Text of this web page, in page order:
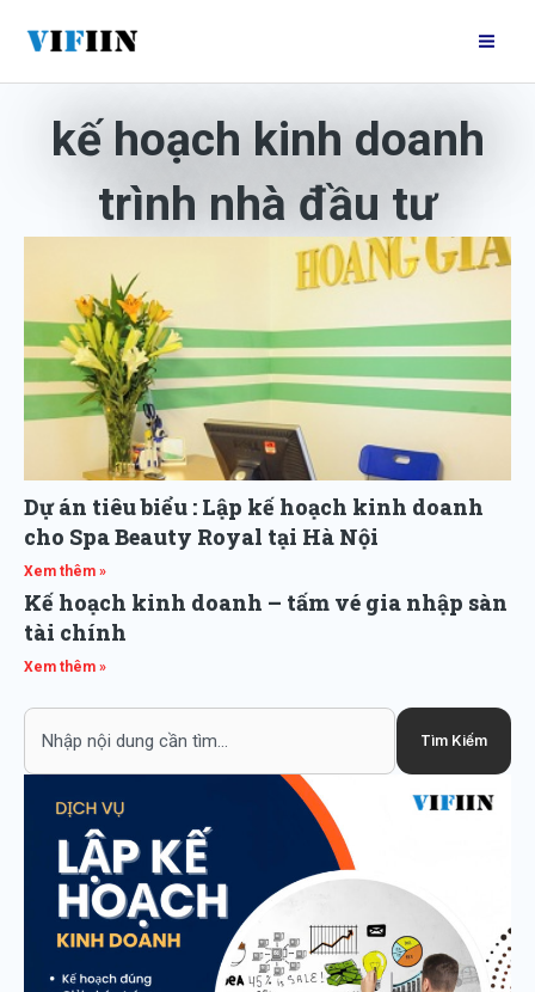
nội
kế hoạch kinh doanh
trình nhà đầu tư
Dự án tiêu biểu : Lập kế hoạch kinh doanh
cho Spa Beauty Royal tại Hà Nội
Xem thêm »
Kế hoạch kinh doanh – tấm vé gia nhập sàn
tài chính
Xem thêm »
Tìm Kiếm